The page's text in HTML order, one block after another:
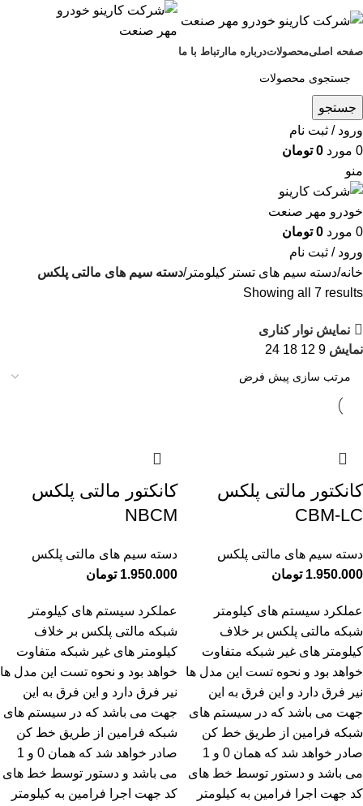
صفحه اصلیمحصولاتدرباره ما ارتباط با ما
جستجو
ورود / ثبت نام
0 مورد 0 تومان
منو
0 مورد 0 تومان
ورود / ثبت نام
خانه دسته سیم های تستر کیلومتر دسته سیم های مالتی پلکس
Showing all 7 results
نمایش نوار کناری
نمایش 9
12
18
24
کانکتور مالتی پلکس
CBM-LC
دسته سیم های مالتی پلکس
1.950.000 تومان
عملکرد سیستم های کیلومتر
شبکه مالتی پلکس بر خلاف
کیلومتر های غیر شبکه متفاوت
خواهد بود و نحوه تست این مدل ها
نیر فرق دارد و این فرق به این
جهت می باشد که در سیستم های
شبکه فرامین از طریق خط کن
صادر خواهد شد که همان 0 و 1
می باشد و دستور توسط خط های
کد جهت اجرا فرامین به کیلومتر
کانکتور مالتی پلکس
NBCM
دسته سیم های مالتی پلکس
1.950.000 تومان
عملکرد سیستم های کیلومتر
شبکه مالتی پلکس بر خلاف
کیلومتر های غیر شبکه متفاوت
خواهد بود و نحوه تست این مدل ها
نیر فرق دارد و این فرق به این
جهت می باشد که در سیستم های
شبکه فرامین از طریق خط کن
صادر خواهد شد که همان 0 و 1
می باشد و دستور توسط خط های
کد جهت اجرا فرامین به کیلومتر